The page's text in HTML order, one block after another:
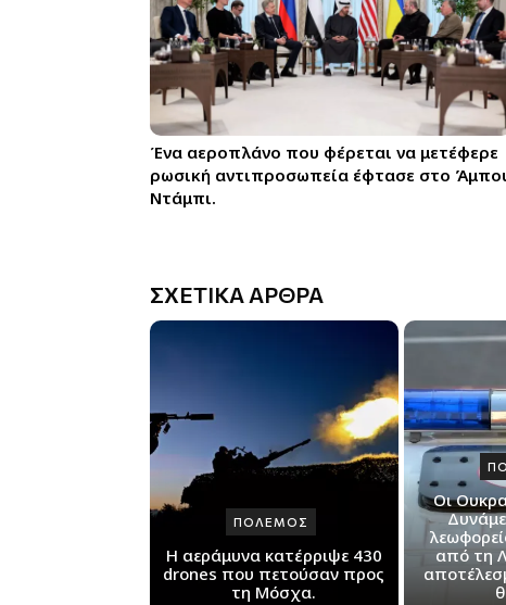
Ένα αεροπλάνο που φέρεται να μετέφερε
ρωσική αντιπροσωπεία έφτασε στο
Ντάμπι.
ΣΧΕΤΙΚΑ ΑΡΘΡΑ
ΠΟΛΕΜΟΣ
Η αεράμυνα κατέρριψε 430
drones που πετούσαν προς
τη Μόσχα.
Οι
από τη